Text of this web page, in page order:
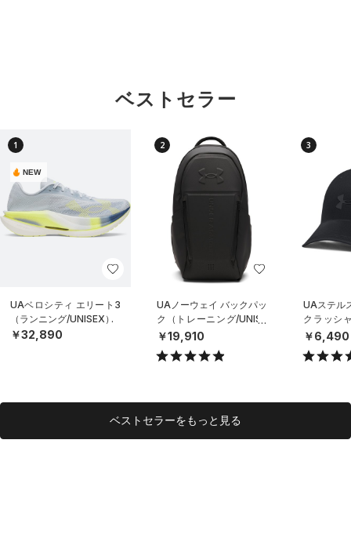
ベストセラー
1
NEW
UAベロシティ エリート3
（ランニング/UNISEX）
￥32,890
2
UAノーウェイ バックパッ
ク（トレーニング/UNISE
X）
￥19,910
3
UAステル
クラッシ
（ライフ
￥6,490
ベストセラーをもっと見る